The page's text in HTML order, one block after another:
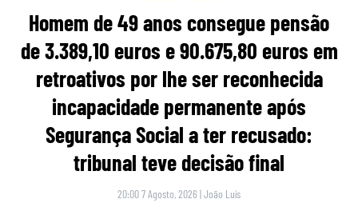
Homem de 49 anos consegue pensão
de 3.389,10 euros e 90.675,80 euros em
retroativos por lhe ser reconhecida
incapacidade permanente após
Segurança Social a ter recusado:
tribunal teve decisão final
20:00 7 Agosto, 2026 |João Luís